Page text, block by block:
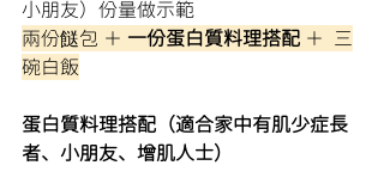
小朋友）份量做示範
兩份餸包 ＋ 一份蛋白質料理搭配 ＋  三
碗白飯
蛋白質料理搭配（適合家中有肌少症長
者、小朋友、增肌人士）